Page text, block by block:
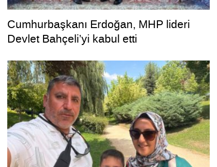
Cumhurbaşkanı Erdoğan, MHP lideri
Devlet Bahçeli’yi kabul etti